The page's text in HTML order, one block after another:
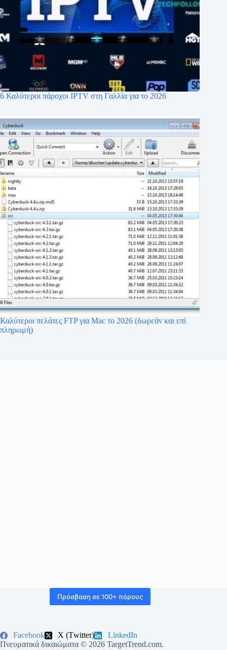
6 Καλύτεροι πάροχοι IPTV στη Γαλλία για το 2026
Καλύτεροι πελάτες FTP για Mac το 2026 (δωρεάν και επί
πληρωμή)
Πρόσβαση σε 100+ πόρους
Facebook Χ (Τwitter)
LinkedIn
Πνευματικά δικαιώματα © 2026 TargetTrend.com.